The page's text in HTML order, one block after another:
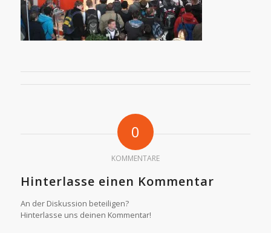
0
KOMMENTARE
Hinterlasse einen Kommentar
An der Diskussion beteiligen?
Hinterlasse uns deinen Kommentar!